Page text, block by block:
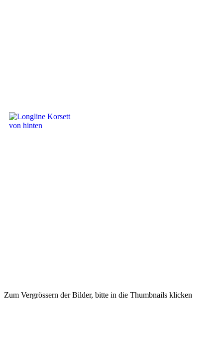
Zum Vergrössern der Bilder, bitte in die Thumbnails klicken